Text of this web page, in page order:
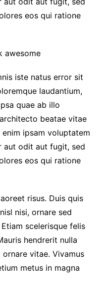
eos qui ratione
awesome
iste natus error sit
laudantium,
quae ab illo
beatae vitae
ipsam voluptatem
aut odit aut fugit, sed
eos qui ratione
risus. Duis quis
nisi, ornare sed
scelerisque felis
hendrerit nulla
vitae. Vivamus
metus in magna